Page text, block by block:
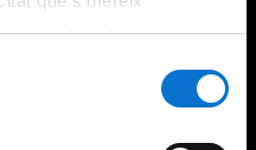
hàbits de navegació).
del lloc web de la